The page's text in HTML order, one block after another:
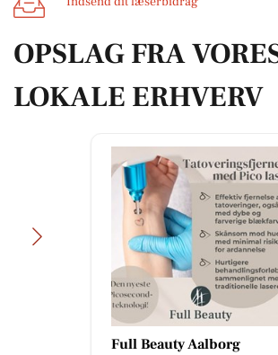
OPSLAG FRA
LOKALE ERHVERV
Full Beauty Aalborg